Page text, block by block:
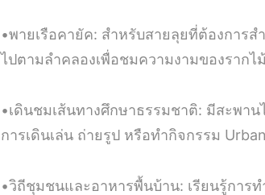
•พายเรือคายัค: สำหรับสายลุยที่ต้องการส
ไปตามลำคลองเพื่อชมความงามของรากไ
•เดินชมเส้นทางศึกษาธรรมชาติ: มีสะพา
การเดินเล่น ถ่ายรูป หรือทำกิจกรรม
•วิถีชุมชนและอาหารพื้นบ้าน: เรียนรู้การ